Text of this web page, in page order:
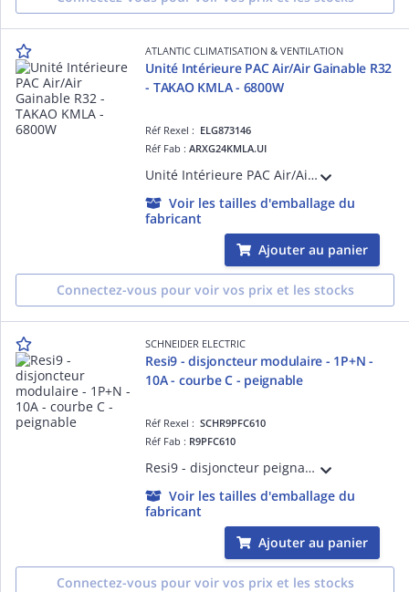
ATLANTIC CLIMATISATION & VENTILATION
Unité Intérieure PAC Air/Air Gainable R32
- TAKAO KMLA - 6800W
Réf Rexel : ELG873146
Réf Fab :ARXG24KMLA.UI
Unité Intérieure PAC Air/Air Gainable R32 - TAKAO KMLA - 6800W - Dc inverter - Confort acoustique - Discrétion - Pression statique réglable de 30 à 150 pa - Télécommande filaire
Voir les tailles d'emballage du
fabricant
Ajouter au panier
Connectez-vous pour voir vos prix et les stocks
SCHNEIDER ELECTRIC
Resi9 - disjoncteur modulaire - 1P+N -
10A - courbe C - peignable
Réf Rexel :SCHR9PFC610
Réf Fab : R9PFC610
Resi9 - disjoncteur peignable - 1P + N - 10 A - Courbe C - Largeur : 2 pas de 9 mm - blanc RAL 9003 - CE - NF - Icn 3000 A à 230 V CA 50 Hz selon EN/IEC 60898-1 - Classe de limitation : 3 selon EN/IEC 60898-1
Voir les tailles d'emballage du
fabricant
Ajouter au panier
Connectez-vous pour voir vos prix et les stocks